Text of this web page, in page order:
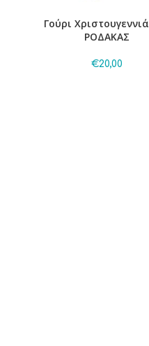
Γούρι
ΡΟΔΑΚΑΣ
€20,00